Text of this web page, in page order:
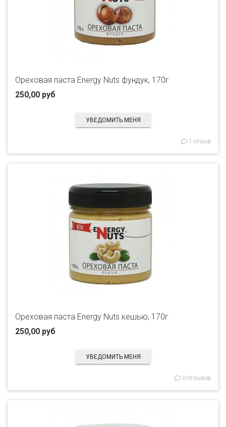
Ореховая паста Energy Nuts фундук, 170г
250,00 руб
УВЕДОМИТЬ МЕНЯ
1 отзыв
Ореховая паста Energy Nuts кешью, 170г
250,00 руб
УВЕДОМИТЬ МЕНЯ
0 отзывов